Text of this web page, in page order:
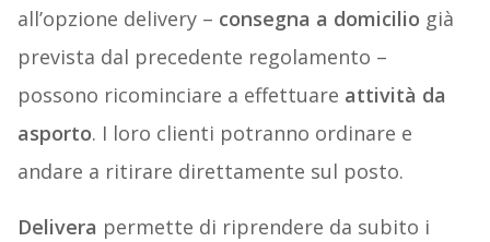
all’opzione delivery – consegna a domicilio già
prevista dal precedente regolamento –
possono ricominciare a effettuare attività da
asporto. I loro clienti potranno ordinare e
andare a ritirare direttamente sul posto.
Delivera permette di riprendere da subito i